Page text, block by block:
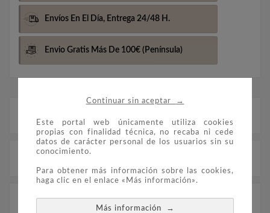
Continuar sin aceptar →
Este portal web únicamente utiliza cookies
propias con finalidad técnica, no recaba ni cede
datos de carácter personal de los usuarios sin su
conocimiento.
Para obtener más información sobre las cookies,
haga clic en el enlace «Más información».
Más información →
Envíos En El Día, Entrega 24/48 H.
Envio Gratis Más De 100€ (Península)
Suplemento Filober de Andorra Española, para